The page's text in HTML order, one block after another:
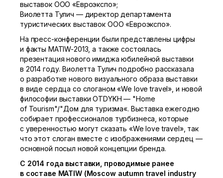
выставок ООО «Евроэкспо»;
Виолетта Тулич — директор департамента
туристических выставок ООО «Евроэкспо».
На пресс-конференции были представлены цифры
и факты MATIW-2013, а также состоялась
презентация нового имиджа юбилейной выставки
в 2014 году. Виолетта Тулич подробно рассказала
о разработке нового визуального образа выставки
в виде сердца со слоганом «We love travel», и новой
философии выставки OTDYKH — "Home
of Tourism"/"Дом для туризма«. Выставка ежегодно
собирает профессионалов турбизнеса, которые
с уверенностью могут сказать «We love travel», так
что этот слоган вместе с изображениями сердец —
основной посыл новой концепции бренда.
С 2014 года выставки, проводимые ранее
в составе MATIW (Moscow autumn travel industry